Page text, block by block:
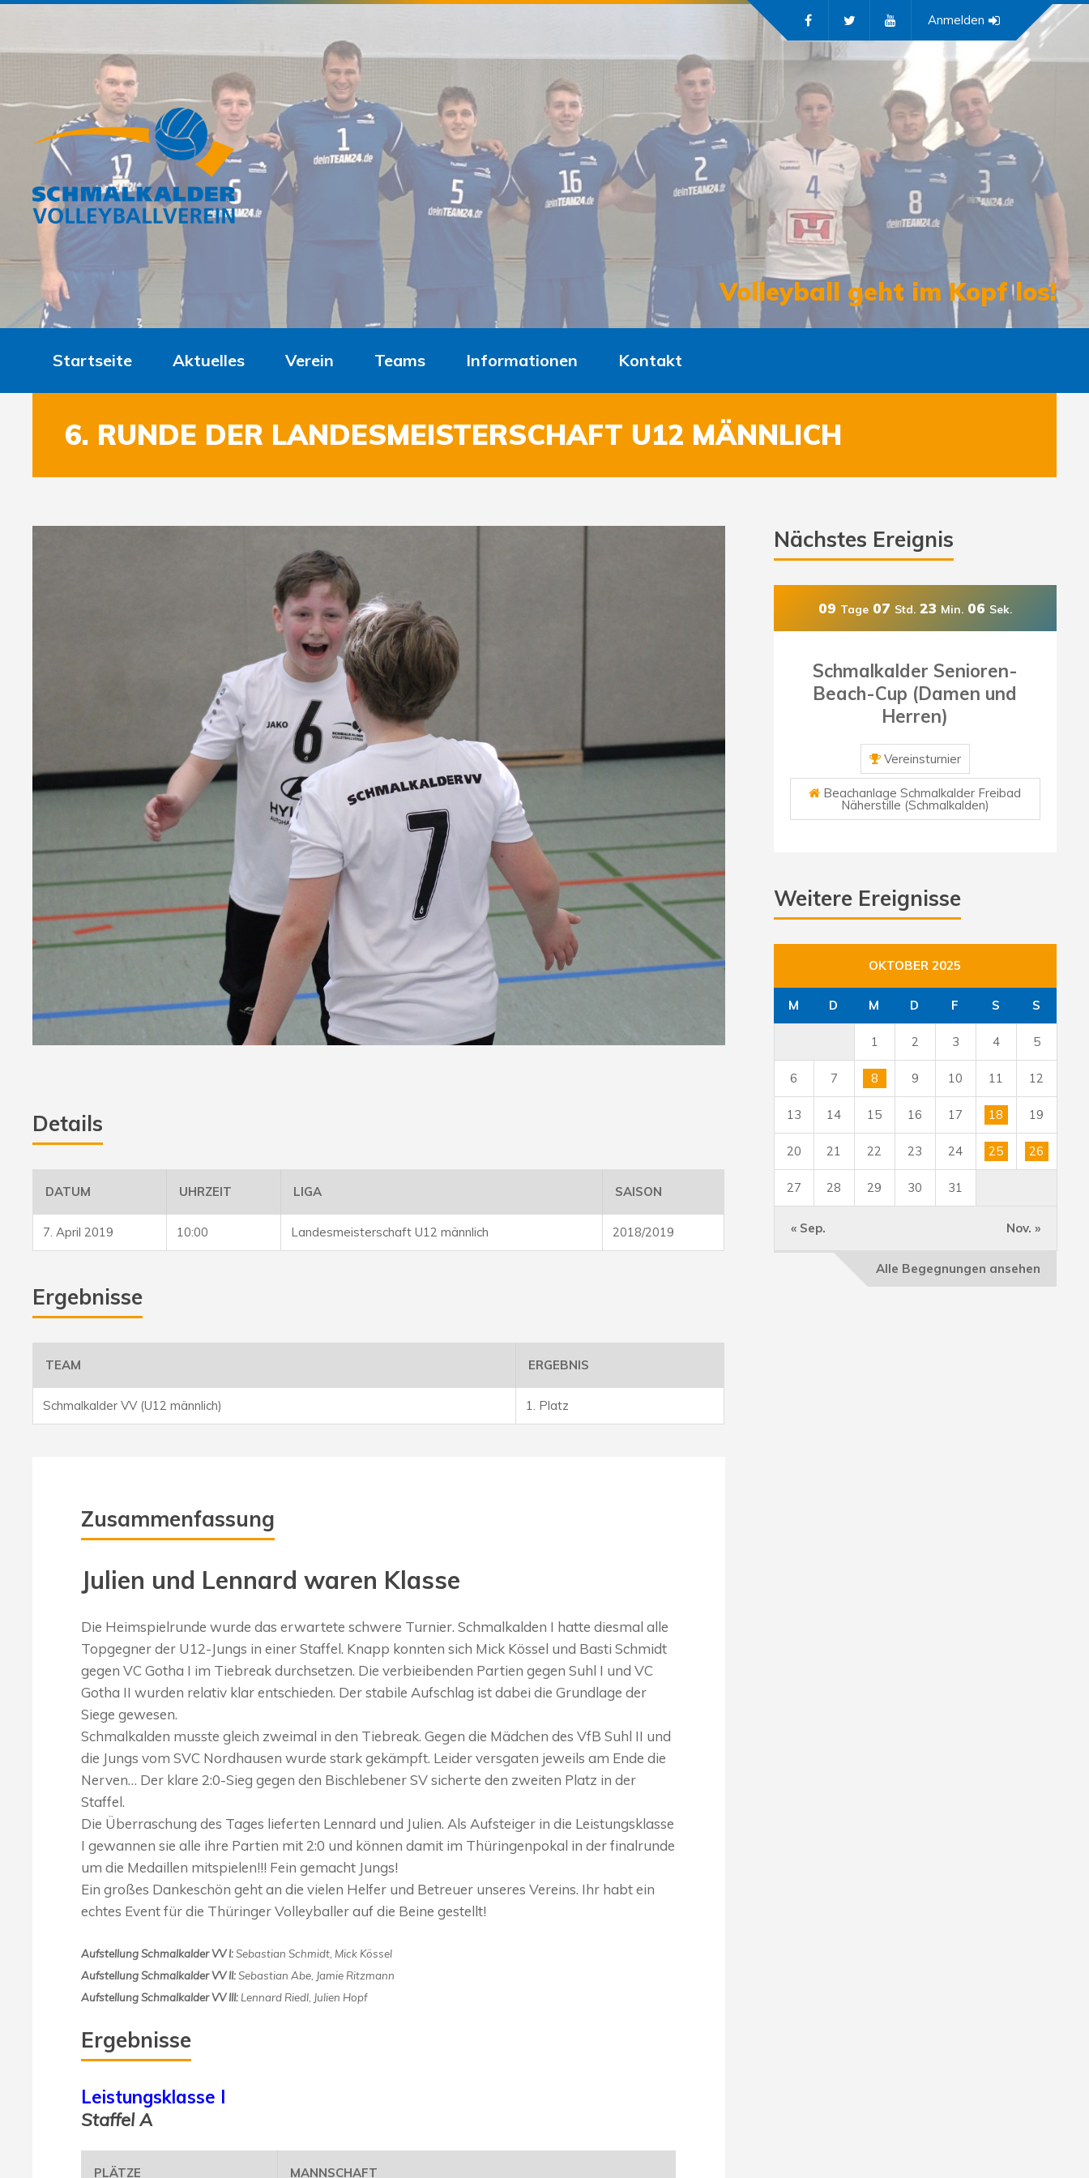
Volleyball geht im Kopf los!
Anmelden
Startseite Aktuelles Verein Teams Informationen Kontakt
6. RUNDE DER LANDESMEISTERSCHAFT U12 MÄNNLICH
Details
DATUM UHRZEIT LIGA SAISON
7. April 2019 10:00 Landesmeisterschaft U12 männlich 2018/2019
Ergebnisse
TEAM ERGEBNIS
Schmalkalder VV (U12 männlich) 1. Platz
Zusammenfassung
Julien und Lennard waren Klasse
Die Heimspielrunde wurde das erwartete schwere Turnier. Schmalkalden I hatte diesmal alle
Topgegner der U12-Jungs in einer Staffel. Knapp konnten sich Mick Kössel und Basti Schmidt
gegen VC Gotha I im Tiebreak durchsetzen. Die verbieibenden Partien gegen Suhl I und VC
Gotha II wurden relativ klar entschieden. Der stabile Aufschlag ist dabei die Grundlage der
Siege gewesen.
Schmalkalden musste gleich zweimal in den Tiebreak. Gegen die Mädchen des VfB Suhl II und
die Jungs vom SVC Nordhausen wurde stark gekämpft. Leider versgaten jeweils am Ende die
Nerven… Der klare 2:0-Sieg gegen den Bischlebener SV sicherte den zweiten Platz in der
Staffel.
Die Überraschung des Tages lieferten Lennard und Julien. Als Aufsteiger in die Leistungsklasse
I gewannen sie alle ihre Partien mit 2:0 und können damit im Thüringenpokal in der finalrunde
um die Medaillen mitspielen!!! Fein gemacht Jungs!
Ein großes Dankeschön geht an die vielen Helfer und Betreuer unseres Vereins. Ihr habt ein
echtes Event für die Thüringer Volleyballer auf die Beine gestellt!
Aufstellung Schmalkalder VV I:Sebastian Schmidt, Mick Kössel
Aufstellung Schmalkalder VV II:Sebastian Abe, Jamie Ritzmann
Aufstellung Schmalkalder VV III: Lennard Riedl, Julien Hopf
Ergebnisse
Leistungsklasse I
Staffel A
PLÄTZE MANNSCHAFT
Nächstes Ereignis
09 Tage 07 Std. 23 Min. 04 Sek.
Schmalkalder Senioren-
Beach-Cup (Damen und
Herren)
Vereinsturnier
Beachanlage Schmalkalder Freibad
Näherstille (Schmalkalden)
Weitere Ereignisse
OKTOBER 2025
M D M D F S S
« Sep. Nov. »
1 2 3 4 5
6 7 8 9 10 11 12
13 14 15 16 17 18 19
20 21 22 23 24 25 26
27 28 29 30 31
Alle Begegnungen ansehen